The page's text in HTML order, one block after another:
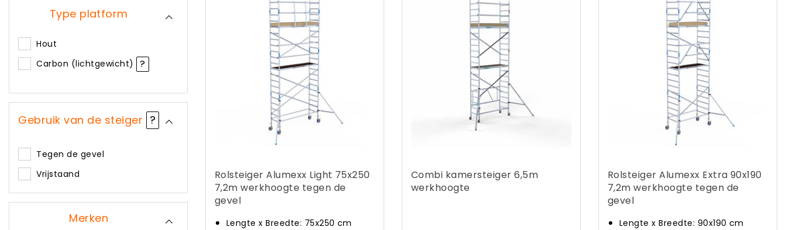
Type platform
Hout
Carbon (lichtgewicht)
?
Gebruik van de steiger ?
Tegen de gevel
Vrijstaand
Merken
Rolsteiger Alumexx Light 75x250
7,2m werkhoogte tegen de
gevel
Lengte x Breedte: 75x250 cm
Combi kamersteiger 6,5m
werkhoogte
Rolsteiger Alumexx Extra 90x190
7,2m werkhoogte tegen de
gevel
Lengte x Breedte: 90x190 cm